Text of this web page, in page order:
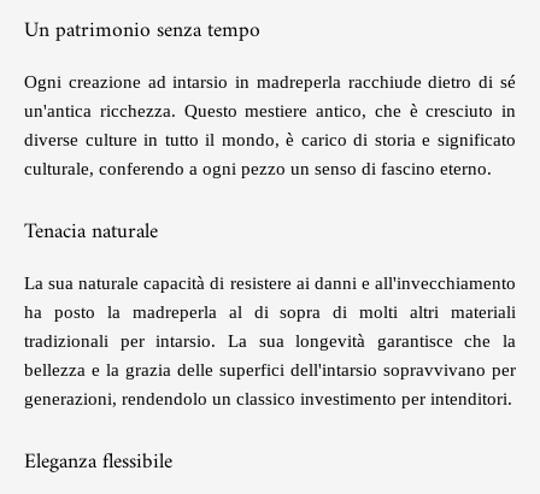
Un patrimonio senza tempo
Ogni creazione ad intarsio in madreperla racchiude dietro di sé
un'antica ricchezza. Questo mestiere antico, che è cresciuto in
diverse culture in tutto il mondo, è carico di storia e significato
culturale, conferendo a ogni pezzo un senso di fascino eterno.
Tenacia naturale
La sua naturale capacità di resistere ai danni e all'invecchiamento
ha posto la madreperla al di sopra di molti altri materiali
tradizionali per intarsio. La sua longevità garantisce che la
bellezza e la grazia delle superfici dell'intarsio sopravvivano per
generazioni, rendendolo un classico investimento per intenditori.
Eleganza flessibile